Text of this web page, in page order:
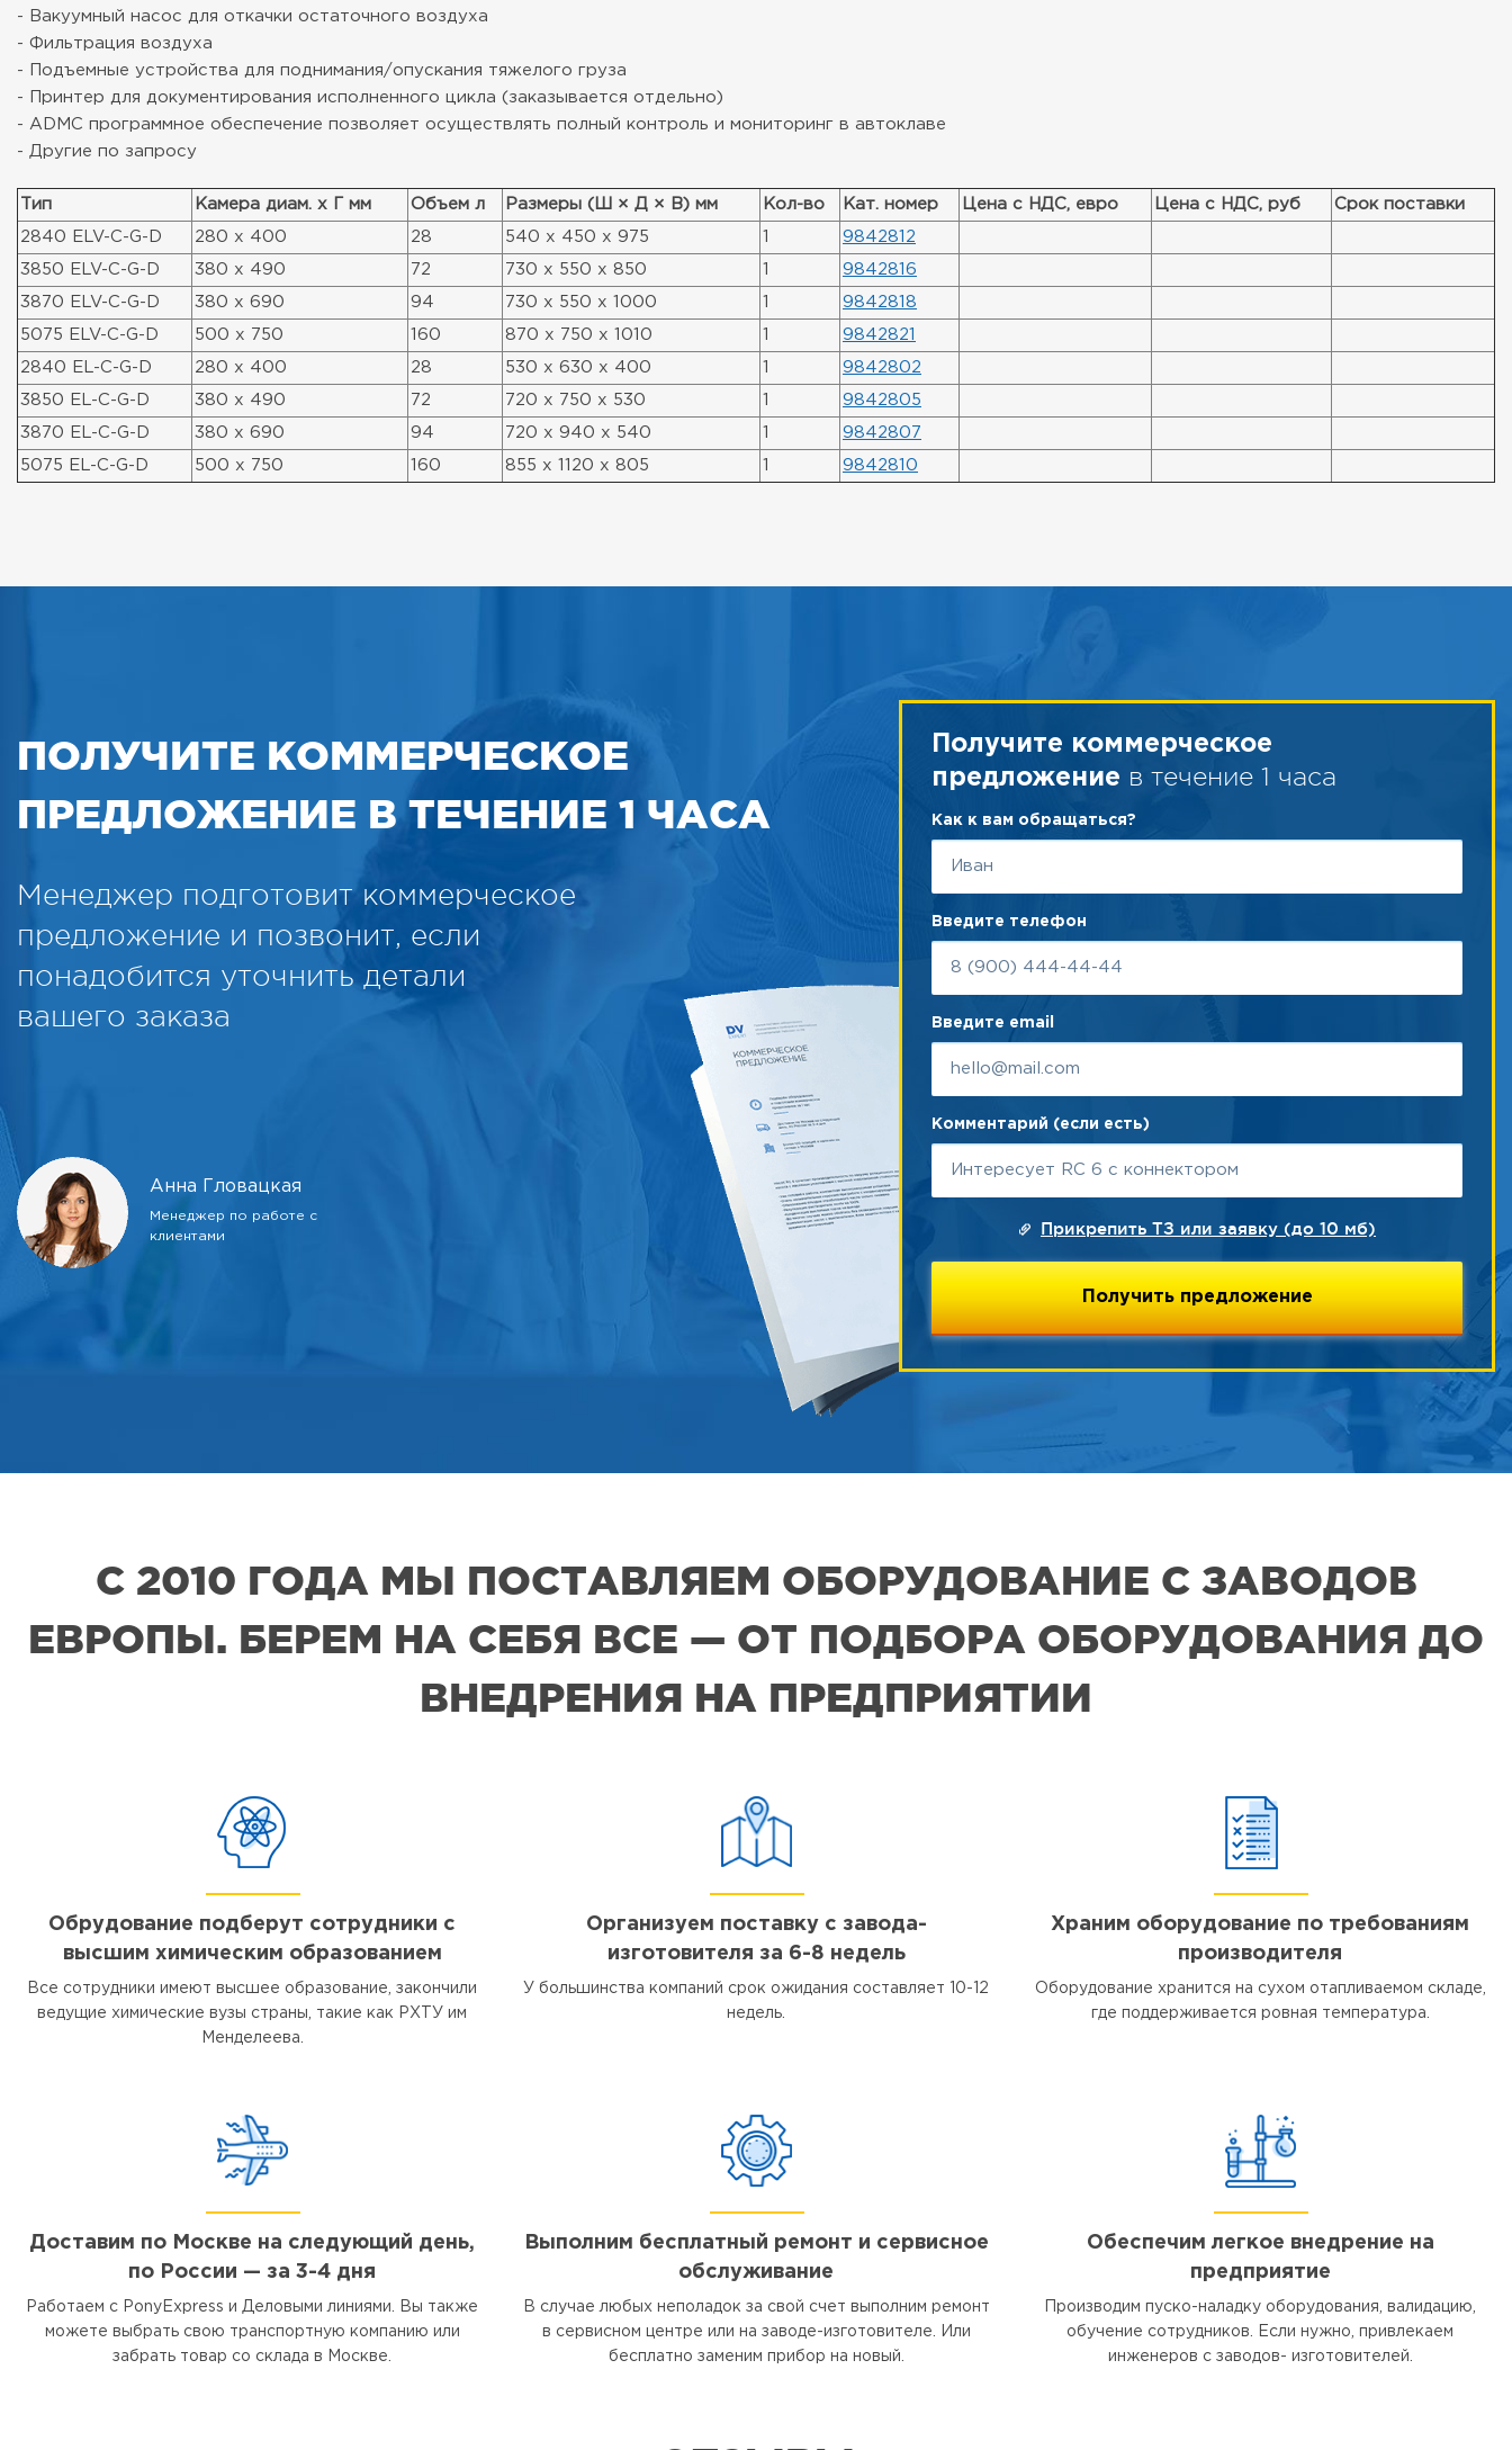
- Вакуумный насос для откачки остаточного воздуха
- Фильтрация воздуха
- Подъемные устройства для поднимания/опускания тяжелого груза
- Принтер для документирования исполненного цикла (заказывается отдельно)
- ADMC программное обеспечение позволяет осуществлять полный контроль и мониторинг в автоклаве
- Другие по запросу
Тип Камера диам. х Г мм Объем л Размеры (Ш × Д × В) мм Кол-во Кат. номер Цена с НДС, евро Цена с НДС, руб Срок поставки
2840 ELV-C-G-D 280 x 400 28 540 x 450 x 975 1 9842812
3850 ELV-C-G-D 380 x 490 72 730 x 550 x 850 1 9842816
3870 ELV-C-G-D 380 x 690 94 730 x 550 x 1000 1 9842818
5075 ELV-C-G-D 500 x 750 160 870 x 750 x 1010 1 9842821
2840 EL-C-G-D 280 x 400 28 530 x 630 x 400 1 9842802
3850 EL-C-G-D 380 x 490 72 720 x 750 x 530 1 9842805
3870 EL-C-G-D 380 x 690 94 720 x 940 x 540 1 9842807
5075 EL-C-G-D 500 x 750 160 855 x 1120 x 805 1 9842810
ПОЛУЧИТЕ КОММЕРЧЕСКОЕ
ПРЕДЛОЖЕНИЕ В ТЕЧЕНИЕ 1 ЧАСА
Менеджер подготовит коммерческое
предложение и позвонит, если
понадобится уточнить детали
вашего заказа
Анна Гловацкая
Менеджер по работе с
клиентами
Получите коммерческое
предложение в течение 1 часа
Как к вам обращаться?
Введите телефон
Введите email
Комментарий (если есть)
Прикрепить ТЗ или заявку (до 10 мб)
С 2010 ГОДА МЫ ПОСТАВЛЯЕМ ОБОРУДОВАНИЕ С ЗАВОДОВ
ЕВРОПЫ. БЕРЕМ НА СЕБЯ ВСЕ — ОТ ПОДБОРА ОБОРУДОВАНИЯ ДО
ВНЕДРЕНИЯ НА ПРЕДПРИЯТИИ
Обрудование подберут сотрудники с
высшим химическим образованием
Все сотрудники имеют высшее образование, закончили
ведущие химические вузы страны, такие как РХТУ им
Менделеева.
Организуем поставку с завода-
изготовителя за 6-8 недель
У большинства компаний срок ожидания составляет 10-12
недель.
Храним оборудование по требованиям
производителя
Оборудование хранится на сухом отапливаемом складе,
где поддерживается ровная температура.
Доставим по Москве на следующий день,
по России — за 3-4 дня
Работаем с PonyExpress и Деловыми линиями. Вы также
можете выбрать свою транспортную компанию или
забрать товар со склада в Москве.
Выполним бесплатный ремонт и сервисное
обслуживание
В случае любых неполадок за свой счет выполним ремонт
в сервисном центре или на заводе-изготовителе. Или
бесплатно заменим прибор на новый.
Обеспечим легкое внедрение на
предприятие
Производим пуско-наладку оборудования, валидацию,
обучение сотрудников. Если нужно, привлекаем
инженеров с заводов- изготовителей.